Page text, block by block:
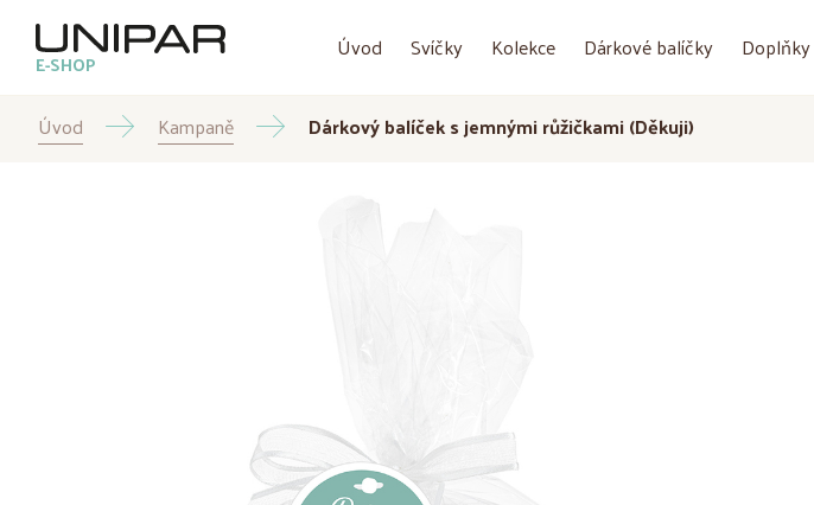
E-SHOP Úvod Svíčky Kolekce Dárkové balíčky Doplňky
Úvod Kampaně Dárkový balíček s jemnými růžičkami (Děkuji)